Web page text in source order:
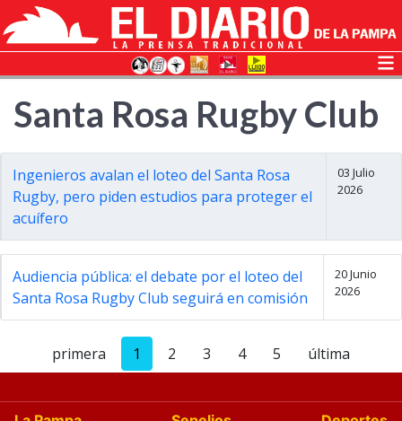
Santa Rosa Rugby Club
Ingenieros avalan el loteo del Santa Rosa
Rugby, pero piden estudios para proteger el
acuífero
03 Julio
2026
Audiencia pública: el debate por el loteo del
Santa Rosa Rugby Club seguirá en comisión
20 Junio
2026
primera 1 2 3 4 5 última